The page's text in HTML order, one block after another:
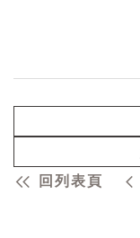
回列表頁